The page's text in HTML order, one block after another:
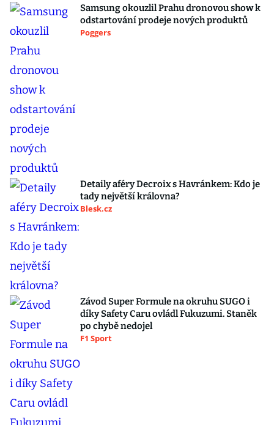
Samsung okouzlil Prahu dronovou show k
odstartování prodeje nových produktů
Poggers
Detaily aféry Decroix s Havránkem: Kdo je
tady největší královna?
Blesk.cz
Závod Super Formule na okruhu SUGO i
díky Safety Caru ovládl Fukuzumi. Staněk
po chybě nedojel
F1 Sport